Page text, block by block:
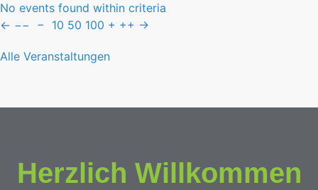
No events found within criteria
← −− − 10 50 100 + ++ →
Alle Veranstaltungen
Herzlich Willkommen